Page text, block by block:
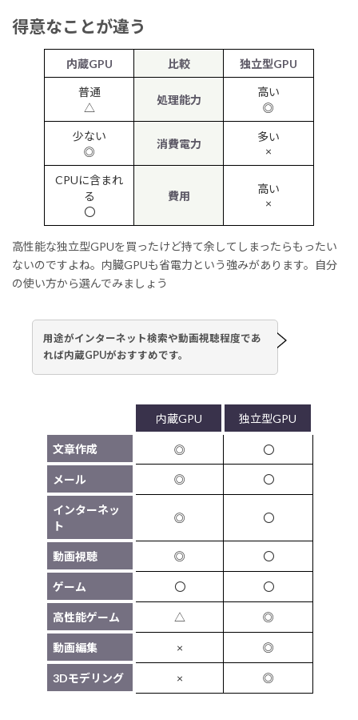
得意なことが違う
内蔵GPU 比較 独立型GPU
普通
△
処理能力
高い
◎
少ない
◎
消費電力
多い
×
CPUに含まれ
る
〇
費用
高い
×
高性能な独立型GPUを買ったけど持て余してしまったらもったい
ないのですよね。内臓GPUも省電力という強みがあります。自分
の使い方から選んでみましょう
用途がインターネット検索や動画視聴程度であ
れば内蔵GPUがおすすめです。
内蔵GPU 独立型GPU
文章作成 ◎ 〇
メール ◎ 〇
インターネッ
ト
◎ 〇
動画視聴 ◎ 〇
ゲーム 〇 〇
高性能ゲーム △ ◎
動画編集 × ◎
3Dモデリング × ◎